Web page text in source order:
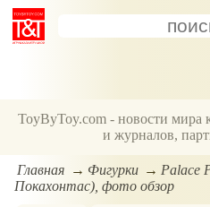
ToyByToy.com - новости мира
и журналов,
Главная Фигурки
Palace
Покахонтас), фото обзор